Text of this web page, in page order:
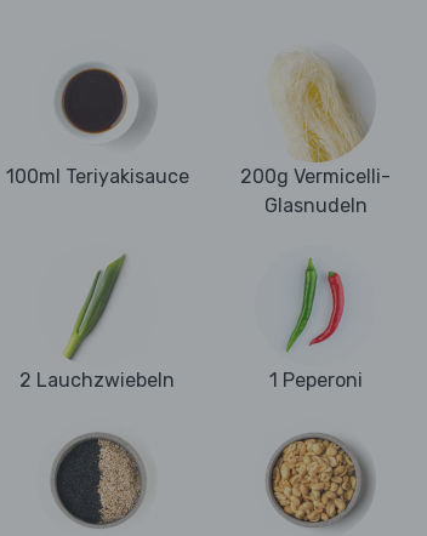
100ml Teriyakisauce
200g Vermicelli-
Glasnudeln
2 Lauchzwiebeln 1 Peperoni